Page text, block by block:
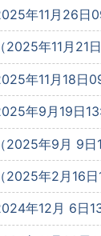
年11月26日
年11月21
年11月18日
年9月19日
2025年9月 9日
2025年2月16日
年12月 6日